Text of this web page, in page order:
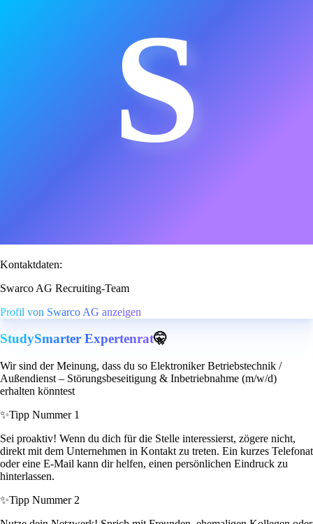
S
Kontaktdaten:
Swarco AG Recruiting-Team
Profil von Swarco AG anzeigen
StudySmarter Expertenrat🤫
Wir sind der Meinung, dass du so Elektroniker Betriebstechnik /
Außendienst – Störungsbeseitigung & Inbetriebnahme (m/w/d)
erhalten könntest
✨Tipp Nummer 1
Sei proaktiv! Wenn du dich für die Stelle interessierst, zögere nicht,
direkt mit dem Unternehmen in Kontakt zu treten. Ein kurzes Telefonat
oder eine E-Mail kann dir helfen, einen persönlichen Eindruck zu
hinterlassen.
✨Tipp Nummer 2